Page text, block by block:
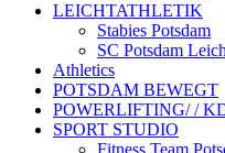
LEICHTATHLETIK
Stabies Potsdam
SC Potsdam
Athletics
POTSDAM BEWEGT
POWERLIFTING/ /
SPORT STUDIO
Fitness Team